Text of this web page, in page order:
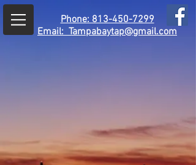
Phone: 813-450-7299
Email:Tampabaytap@gmail.com